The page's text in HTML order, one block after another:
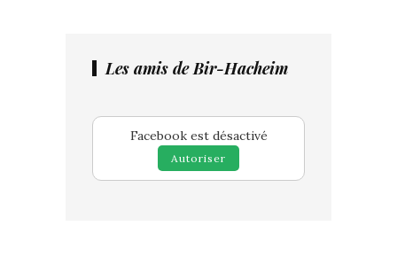
Les amis de Bir-Hacheim
Facebook est désactivé
Autoriser